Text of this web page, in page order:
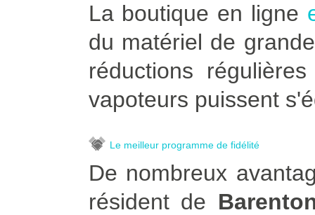
La boutique en ligne
du matériel de
réductions
vapoteurs puissent
Le meilleur programme de fidélité
De nombreux
résident de